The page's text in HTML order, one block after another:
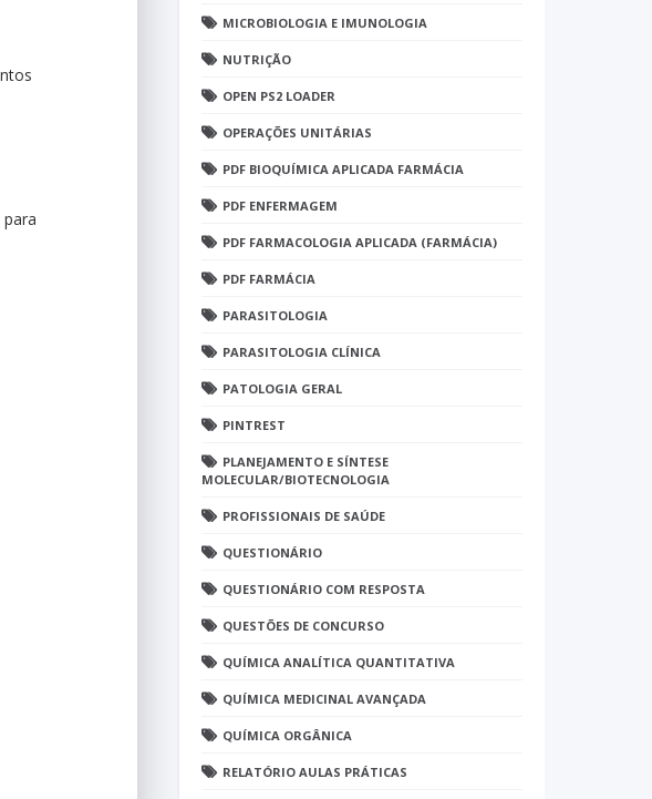
MICROBIOLOGIA E IMUNOLOGIA
NUTRIÇÃO
OPEN PS2 LOADER
OPERAÇÕES UNITÁRIAS
PDF BIOQUÍMICA APLICADA FARMÁCIA
PDF ENFERMAGEM
PDF FARMACOLOGIA APLICADA (FARMÁCIA)
PDF FARMÁCIA
PARASITOLOGIA
PARASITOLOGIA CLÍNICA
PATOLOGIA GERAL
PINTREST
PLANEJAMENTO E SÍNTESE
MOLECULAR/BIOTECNOLOGIA
PROFISSIONAIS DE SAÚDE
QUESTIONÁRIO
QUESTIONÁRIO COM RESPOSTA
QUESTÕES DE CONCURSO
QUÍMICA ANALÍTICA QUANTITATIVA
QUÍMICA MEDICINAL AVANÇADA
QUÍMICA ORGÂNICA
RELATÓRIO AULAS PRÁTICAS